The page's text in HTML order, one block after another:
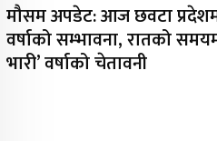
मौसम अपडेट: आज छवटा
वर्षाको सम्भावना, रातको
भारी’ वर्षाको चेतावनी